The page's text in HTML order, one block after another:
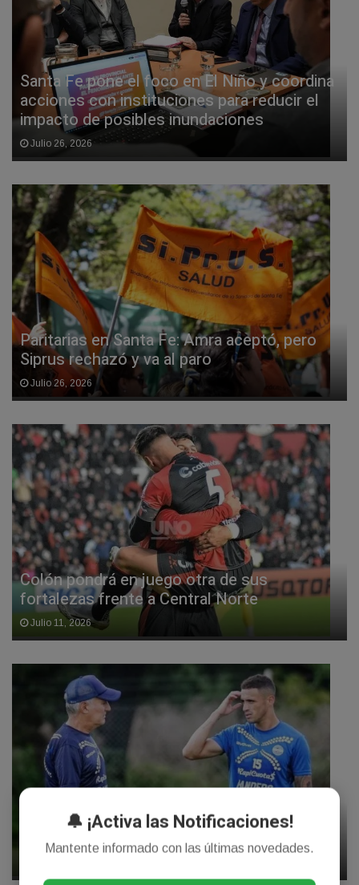
Santa Fe pone el foco en El Niño y coordina
acciones con instituciones para reducir el
impacto de posibles inundaciones
Julio 26, 2026
Paritarias en Santa Fe: Amra aceptó, pero
Siprus rechazó y va al paro
Julio 26, 2026
Colón pondrá en juego otra de sus
fortalezas frente a Central Norte
Julio 11, 2026
Unión acelera en el mercado: Juan De Dios
Pintado, muy cerca de llegar
🔔 ¡Activa las Notificaciones!
Mantente informado con las últimas novedades.